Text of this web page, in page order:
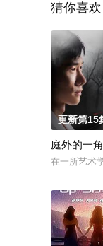
猜你喜欢
更新第15
庭外的一角
在一所艺术